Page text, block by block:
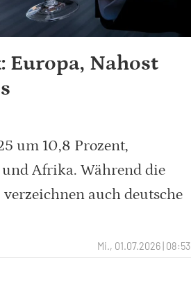
Europa, Nahost
um 10,8 Prozent,
und Afrika. Während die
auch deutsche
Mi., 01.07.2026 | 08:53